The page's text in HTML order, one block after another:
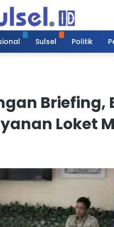
Sulsel Politik
Briefing,
Loket